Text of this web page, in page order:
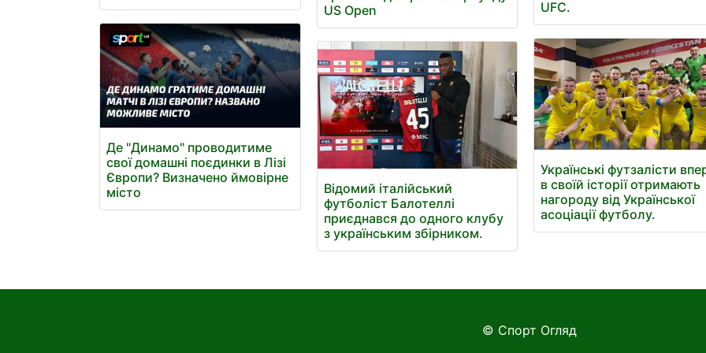
Де "Динамо" проводитиме
свої домашні поєдинки в Лізі
Європи? Визначено ймовірне
місто
US Open
Відомий італійський
футболіст Балотеллі
приєднався до одного клубу
з українським збірником.
UFC.
Українські футзалісти
в своїй історії отримають
нагороду від Української
асоціації футболу.
© Спорт Огляд